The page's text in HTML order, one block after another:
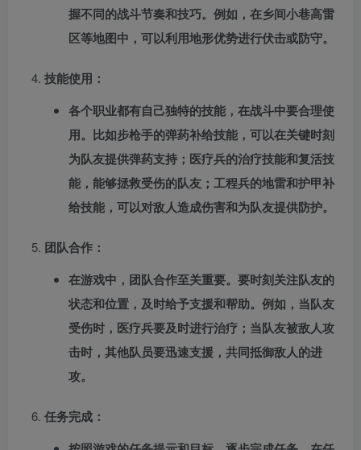
握不同的战斗节奏和技巧。例如，在乡间小巷高雷
区等地图中，可以利用地形优势进行伏击或防守。
技能使用：
各个职业都有自己独特的技能，在战斗中要合理使
用。比如步枪手的弹药补给技能，可以在关键时刻
为队友提供弹药支持；医疗兵的治疗技能和复活技
能，能够拯救受伤的队友；工程兵的地雷和护甲补
给技能，可以对敌人造成伤害和为队友提供防护。
团队合作：
在游戏中，团队合作至关重要。要时刻关注队友的
状态和位置，及时给予支援和帮助。例如，当队友
受伤时，医疗兵要及时进行治疗；当队友被敌人攻
击时，其他队员要迅速支援，共同抵御敌人的进
攻。
任务完成：